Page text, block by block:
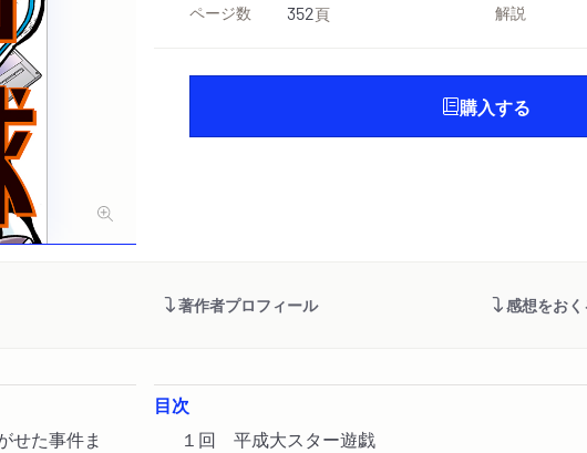
ページ数 352頁 解説
購入する
著作者プロフィール 感想をおく
せた事件ま
目次
１回 平成大スター遊戯